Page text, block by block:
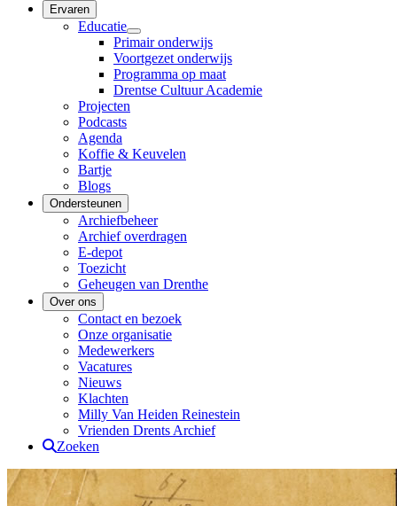
Ervaren
Educatie
Primair onderwijs
Voortgezet onderwijs
Programma op maat
Drentse Cultuur Academie
Projecten
Podcasts
Agenda
Koffie & Keuvelen
Bartje
Blogs
Ondersteunen
Archiefbeheer
Archief overdragen
E-depot
Toezicht
Geheugen van Drenthe
Over ons
Contact en bezoek
Onze organisatie
Medewerkers
Vacatures
Nieuws
Klachten
Milly Van Heiden Reinestein
Vrienden Drents Archief
Zoeken
Drents Archief